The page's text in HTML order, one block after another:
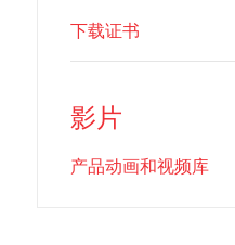
下载证书
影片
产品动画和视频库